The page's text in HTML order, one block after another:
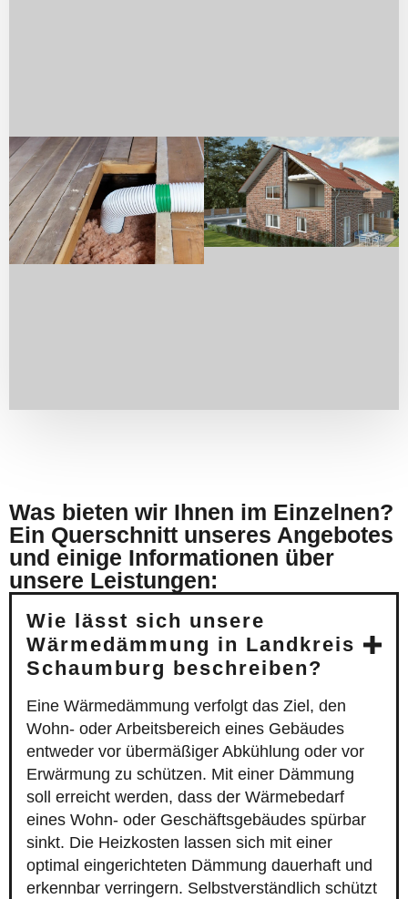
Was bieten wir Ihnen im Einzelnen?
Ein Querschnitt unseres Angebotes
und einige Informationen über
unsere Leistungen:
Wie lässt sich unsere
Wärmedämmung in Landkreis
Schaumburg beschreiben?
Eine Wärmedämmung verfolgt das Ziel, den
Wohn- oder Arbeitsbereich eines Gebäudes
entweder vor übermäßiger Abkühlung oder vor
Erwärmung zu schützen. Mit einer Dämmung
soll erreicht werden, dass der Wärmebedarf
eines Wohn- oder Geschäftsgebäudes spürbar
sinkt. Die Heizkosten lassen sich mit einer
optimal eingerichteten Dämmung dauerhaft und
erkennbar verringern. Selbstverständlich schützt